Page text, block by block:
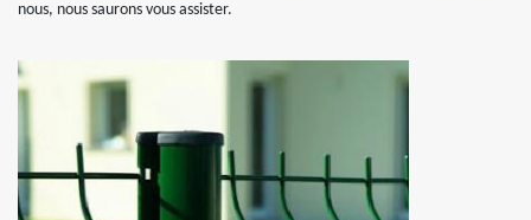
nous, nous saurons vous assister.